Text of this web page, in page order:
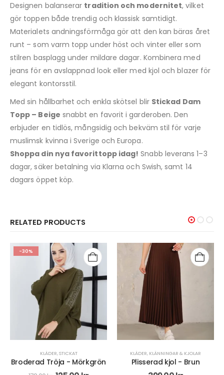
Designen balanserar tradition och modernitet, vilket
gör toppen både trendig och klassisk samtidigt.
Materialets andningsförmåga gör att den kan bäras året
runt – som varm topp under höst och vinter eller som
stilren basplagg under mildare dagar. Kombinera med
jeans för en avslappnad look eller med kjol och blazer för
elegant kontorsstil.
Med sin hållbarhet och enkla skötsel blir Stickad Dam
Topp – Beige snabbt en favorit i garderoben. Den
erbjuder en tidlös, mångsidig och bekväm stil för varje
muslimsk kvinna i Sverige och Europa.
Shoppa din nya favorittopp idag! Snabb leverans 1–3
dagar, säker betalning via Klarna och Swish, samt 14
dagars öppet köp.
RELATED PRODUCTS
,KLÄNNINGAR & KJOLAR
Plisserad kjol - Brun
OUT OF STOCK
KLÄDER, KLÄNNINGAR & KJOLAR
Plisserad kjol - Vit